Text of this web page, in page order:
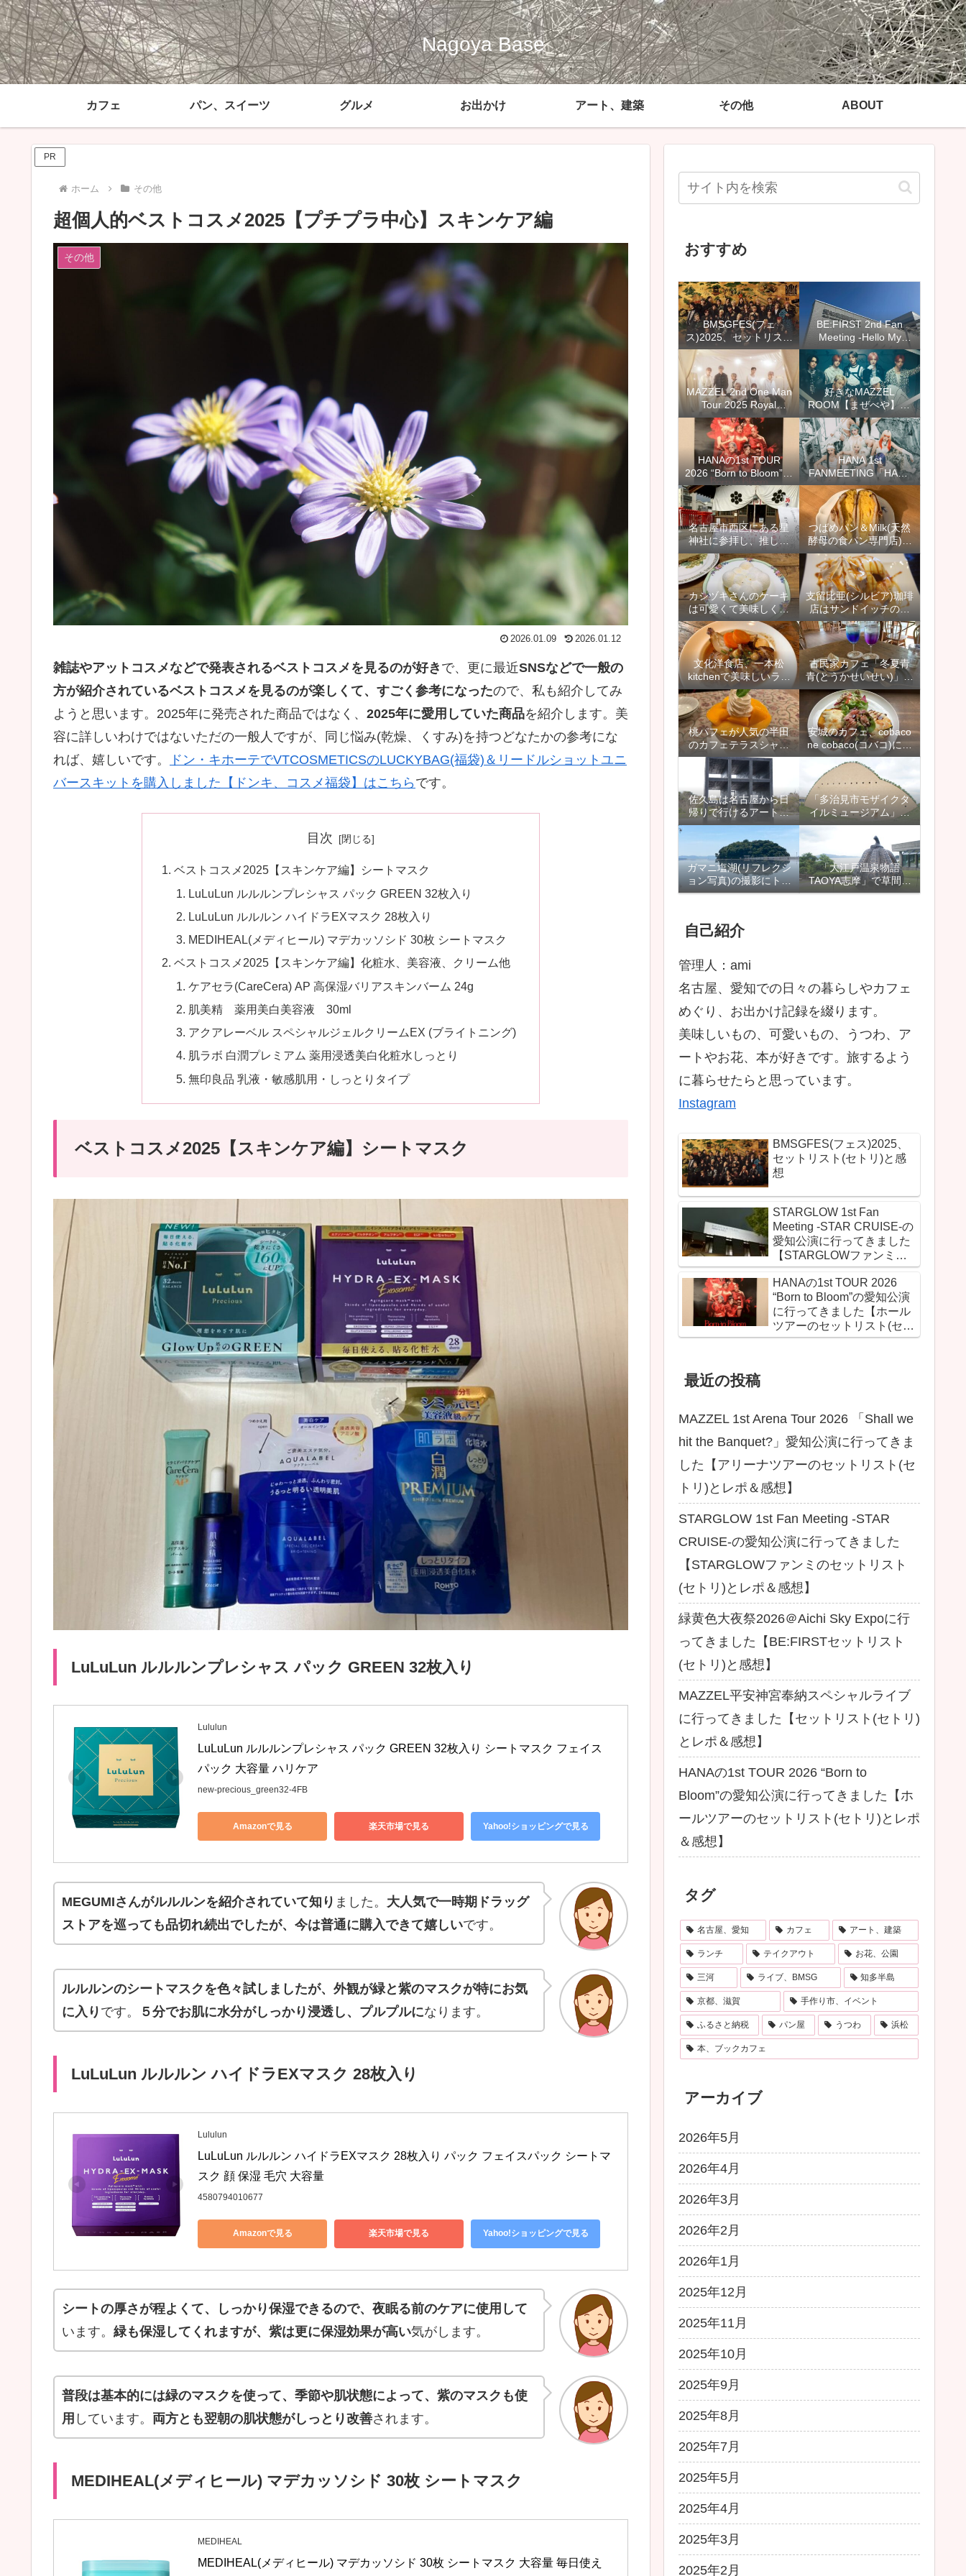
Nagoya Base
カフェ パン、スイーツ グルメ お出かけ アート、建築 その他 ABOUT
PR
ホーム その他
超個人的ベストコスメ2025【プチプラ中心】スキンケア編
その他
2026.01.09 2026.01.12
雑誌やアットコスメなどで発表されるベストコスメを見るのが好き で、更に最近SNSなどで一般の
方が紹介されているベストコスメを見るのが楽しくて、すごく参考になったので、私も紹介してみ
ようと思います。2025年に発売された商品ではなく、 2025年に愛用していた商品を紹介します。美
容に詳しいわけではないただの一般人ですが、同じ悩み(乾燥、くすみ)を持つどなたかの参考にな
れば、嬉しいです。
ドン・キホーテでVTCOSMETICSのLUCKYBAG(福袋)＆リードルショットユニ
バースキットを購入しました【ドンキ、コスメ福袋】はこちら です。
目次
ベストコスメ2025【スキンケア編】シートマスク
LuLuLun ルルルンプレシャス パック GREEN 32枚入り
LuLuLun ルルルン ハイドラEXマスク 28枚入り
MEDIHEAL(メディヒール) マデカッソシド 30枚 シートマスク
ベストコスメ2025【スキンケア編】化粧水、美容液、クリーム他
ケアセラ(CareCera) AP 高保湿バリアスキンバーム 24g
肌美精 薬用美白美容液 30ml
アクアレーベル スペシャルジェルクリームEX (ブライトニング)
肌ラボ 白潤プレミアム 薬用浸透美白化粧水しっとり
無印良品 乳液・敏感肌用・しっとりタイプ
ベストコスメ2025【スキンケア編】シートマスク
LuLuLun ルルルンプレシャス パック GREEN 32枚入り
Lululun
LuLuLun ルルルンプレシャス パック GREEN 32枚入り シートマスク フェイス
パック 大容量 ハリケア
new-precious_green32-4FB
Amazonで見る 楽天市場で見る Yahoo!ショッピングで見る
MEGUMIさんがルルルンを紹介されていて知り ました。 大人気で一時期ドラッグ
ストアを巡っても品切れ続出でしたが、今は普通に購入できて嬉しいです。
ルルルンのシートマスクを色々試しましたが、外観が緑と紫のマスクが特にお気
に入り です。 ５分でお肌に水分がしっかり浸透し、プルプルになります。
LuLuLun ルルルン ハイドラEXマスク 28枚入り
Lululun
LuLuLun ルルルン ハイドラEXマスク 28枚入り パック フェイスパック シートマ
スク 顔 保湿 毛穴 大容量
4580794010677
Amazonで見る 楽天市場で見る Yahoo!ショッピングで見る
シートの厚さが程よくて、しっかり保湿できるので、夜眠る前のケアに使用して
います。 緑も保湿してくれますが、紫は更に保湿効果が高い気がします。
普段は基本的には緑のマスクを使って、季節や肌状態によって、紫のマスクも使
用 しています。 両方とも翌朝の肌状態がしっとり改善されます。
MEDIHEAL(メディヒール) マデカッソシド 30枚 シートマスク
MEDIHEAL
MEDIHEAL(メディヒール) マデカッソシド 30枚 シートマスク 大容量 毎日使え
おすすめ
BMSGFES(フェ
ス)2025、セットリスト
(セトリ)と感想
BE:FIRST 2nd Fan
Meeting -Hello My
“BESTY” vol.2-愛知公演
のセトリとレポ＆感想
【ファンミ＠スカイエ
キスポ】
MAZZEL 2nd One Man
Tour 2025 Royal
Straight Flush セット
リスト(セトリ)と感想、
レポ
好きなMAZZEL
ROOM【まぜべや】12
選＆カイセイさんぽや
AAA出演のドッキリ回
もおすすめ
HANAの1st TOUR
2026 “Born to Bloom”の
愛知公演に行ってきま
した【ホールツアーの
セットリスト(セトリ)と
レポ＆感想】
HANA 1st
FANMEETING「HANA
with HONEYs」のセッ
トリスト(セトリ)とレポ
＆感想【8月ファンミ＠
愛知】
名古屋市西区にある星
神社に参拝し、推しの
活躍を祈り、キキララ
のお守りと御朱印を授
かりました
つばめパン＆Milk(天然
酵母の食パン専門店)神
の倉店でオムレツサン
ド＆フレンチトースト
【名古屋市緑区】
カシヅキさんのケーキ
は可愛くて美味しくて
おすすめ【2021年1月
名古屋市天白区にオー
プン】
支留比亜(シルビア)珈琲
店はサンドイッチのメ
ニューが豊富で、モー
ニングもランチもおす
すめ
文化洋食店、一本松
kitchenで美味しいラン
チを頂きました【名古
屋市天白区、植田本
町】
古民家カフェ「冬夏青
青(とうかせいせい)」に
行ってきました【西尾
市吉良町、上横須賀駅
近く】
桃パフェが人気の半田
のカフェテラスシャン
ドールに行ってきまし
た【愛知県半田市】
安城のカフェ、cobaco
ne cobaco(コバコ)にラ
ンチに行ってきました
【愛知県安城市】
佐久島は名古屋から日
帰りで行けるアートの
島で、家族旅行やデー
ト、観光にもおすすめ
【愛知県】
「多治見市モザイクタ
イルミュージアム」は
雨の日も楽しめるイン
スタ映えスポット
ガマニ塩湖(リフレクシ
ョン写真)の撮影にトラ
イしたり、竹島周辺を
「大江戸温泉物語
TAOYA志摩」で草間彌
生さんの「南瓜」に出
自己紹介
管理人：ami
名古屋、愛知での日々の暮らしやカフェ
めぐり、お出かけ記録を綴ります。
美味しいもの、可愛いもの、うつわ、ア
ートやお花、本が好きです。旅するよう
に暮らせたらと思っています。
Instagram
BMSGFES(フェス)2025、
セットリスト(セトリ)と感
想
STARGLOW 1st Fan
Meeting -STAR CRUISE-の
愛知公演に行ってきました
【STARGLOWファンミの
セットリスト(セトリ)とレ
ポ＆感想】
HANAの1st TOUR 2026
“Born to Bloom”の愛知公演
に行ってきました【ホール
ツアーのセットリスト(セト
リ)とレポ＆感想】
最近の投稿
MAZZEL 1st Arena Tour 2026 「Shall we
hit the Banquet?」愛知公演に行ってきま
した【アリーナツアーのセットリスト(セ
トリ)とレポ＆感想】
STARGLOW 1st Fan Meeting -STAR
CRUISE-の愛知公演に行ってきました
【STARGLOWファンミのセットリスト
(セトリ)とレポ＆感想】
緑黄色大夜祭2026＠Aichi Sky Expoに行
ってきました【BE:FIRSTセットリスト
(セトリ)と感想】
MAZZEL平安神宮奉納スペシャルライブ
に行ってきました【セットリスト(セトリ)
とレポ＆感想】
HANAの1st TOUR 2026 “Born to
Bloom”の愛知公演に行ってきました【ホ
ールツアーのセットリスト(セトリ)とレポ
＆感想】
タグ
名古屋、愛知 カフェ アート、建築
ランチ テイクアウト お花、公園
三河 ライブ、BMSG 知多半島
京都、滋賀 手作り市、イベント
ふるさと納税 パン屋 うつわ 浜松
本、ブックカフェ
アーカイブ
2026年5月
2026年4月
2026年3月
2026年2月
2026年1月
2025年12月
2025年11月
2025年10月
2025年9月
2025年8月
2025年7月
2025年5月
2025年4月
2025年3月
2025年2月